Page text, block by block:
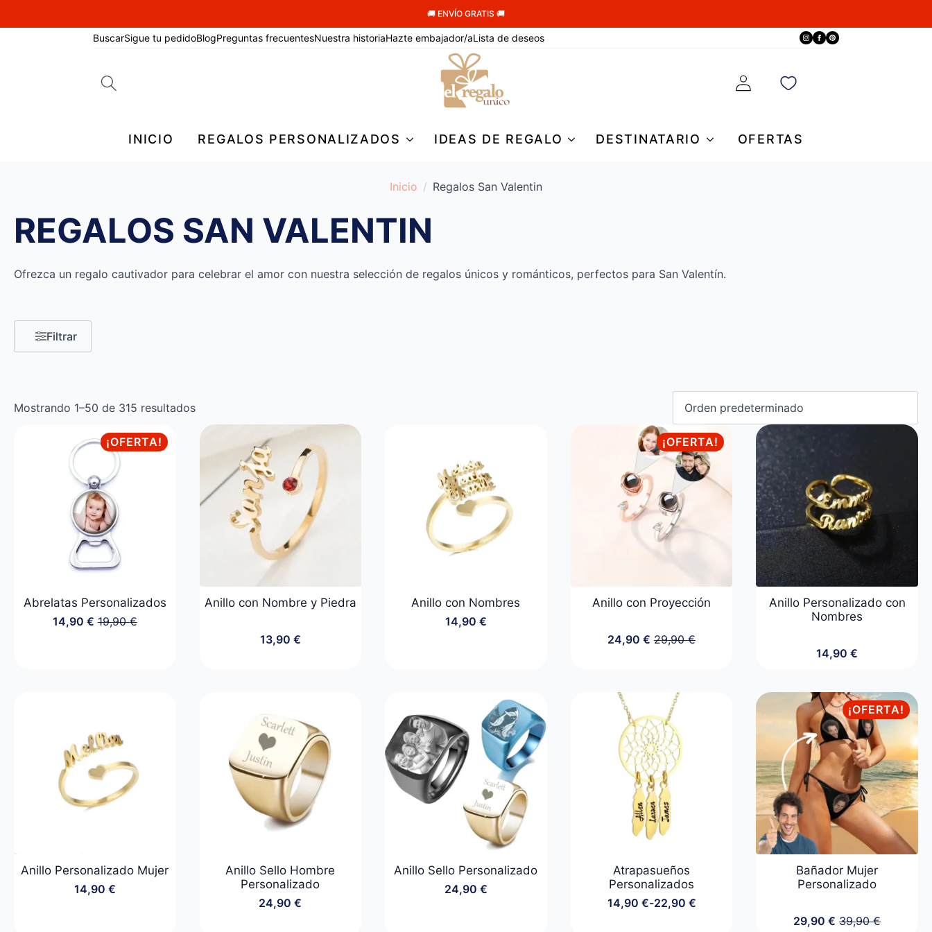
🚚 ENVÍO GRATIS 🚚
BuscarSigue tu pedidoBlogPreguntas frecuentesNuestra historiaHazte embajador/aLista de deseos
INICIO REGALOS PERSONALIZADOS IDEAS DE REGALO DESTINATARIO OFERTAS
Inicio Regalos San Valentin
REGALOS SAN VALENTIN
Ofrezca un regalo cautivador para celebrar el amor con nuestra selección de regalos únicos y románticos, perfectos para San Valentín.
Filtrar
Mostrando 1–50 de 315 resultados
¡OFERTA!
Abrelatas Personalizados
19,90€
El
14,90 € El
Anillo con Nombre y Piedra
13,90 €
Anillo con Nombres
14,90 €
¡OFERTA!
Anillo con Proyección
29,90€
El
29,90 €.
24,90€ El
24,90 €.
Anillo Personalizado con
Nombres
14,90€
Anillo Personalizado Mujer
14,90 €
Anillo Sello Hombre
Personalizado
24,90€
Anillo Sello Personalizado
24,90 €
Atrapasueños
Personalizados
14,90 €-22,90 €
Rango
¡OFERTA!
Bañador Mujer
Personalizado
39,90€
El
29,90€ El